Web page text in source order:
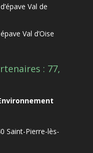
Val de
Val d’Oise
: 77,
Saint-Pierre-lès-